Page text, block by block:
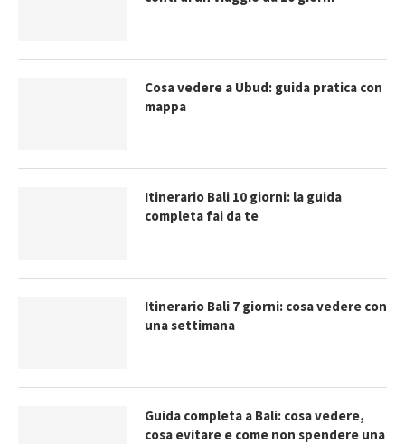
Cosa vedere a Ubud: guida pratica con
mappa
Itinerario Bali 10 giorni: la guida
completa fai da te
Itinerario Bali 7 giorni: cosa vedere con
una settimana
Guida completa a Bali: cosa vedere,
cosa evitare e come non spendere una